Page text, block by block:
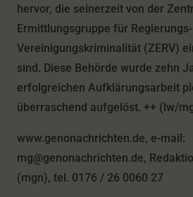
hervor, die seinerzeit von der
Ermittlungsgruppe für
Vereinigungskriminalität (ZERV)
sind. Diese Behörde wurde zehn
erfolgreichen Aufklärungsarbeit
überraschend aufgelöst. ++ (lw/
www.genonachrichten.de, e-mail:
mg@genonachrichten.de,
(mgn), tel. 0176 / 26 0060 27